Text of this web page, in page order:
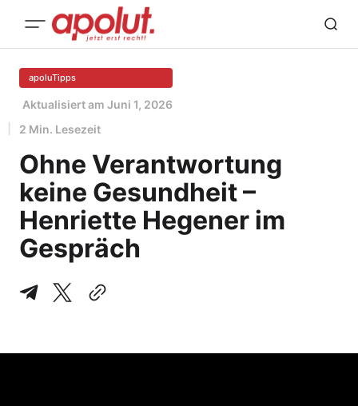
apoluTipps
Aktualisiert am Juni 1, 2026
2 Min. Lesezeit
Ohne Verantwortung
keine Gesundheit –
Henriette Hegener im
Gespräch